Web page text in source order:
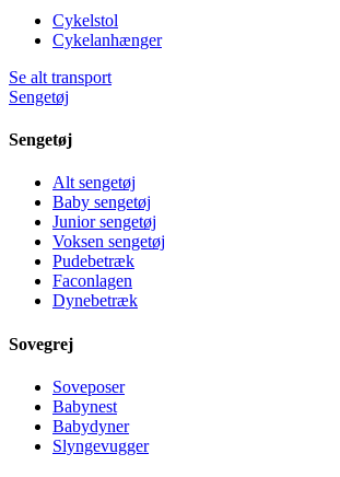
Cykelstol
Cykelanhænger
Se alt transport
Sengetøj
Sengetøj
Alt sengetøj
Baby sengetøj
Junior sengetøj
Voksen sengetøj
Pudebetræk
Faconlagen
Dynebetræk
Sovegrej
Soveposer
Babynest
Babydyner
Slyngevugger